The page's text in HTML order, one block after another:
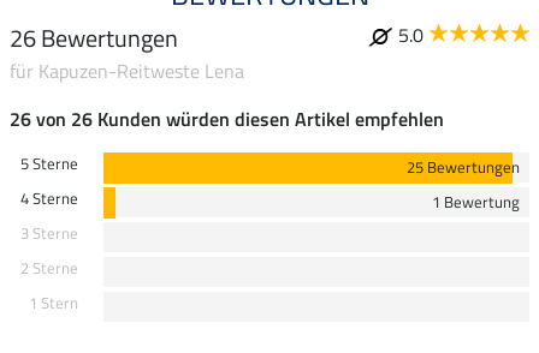
26 Bewertungen
5.0
für Kapuzen-Reitweste Lena
26 von 26 Kunden würden diesen Artikel empfehlen
5 Sterne
25 Bewertungen
4 Sterne
1 Bewertung
3 Sterne
2 Sterne
1 Stern